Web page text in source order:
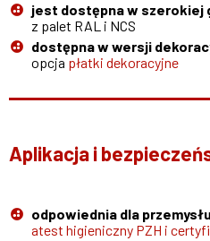
jest dostępna w szerokiej
z palet RAL i NCS
dostępna w wersji
opcja płatki dekoracyjne
Aplikacja i
odpowiednia dla
atest higieniczny PZH i